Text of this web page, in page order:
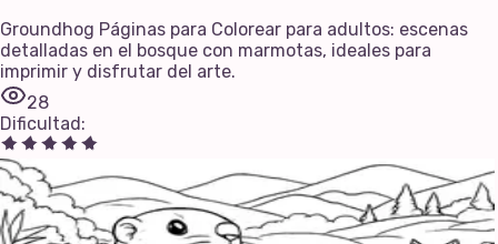
Groundhog Páginas para Colorear para adultos: escenas
detalladas en el bosque con marmotas, ideales para
imprimir y disfrutar del arte.
28
Dificultad :